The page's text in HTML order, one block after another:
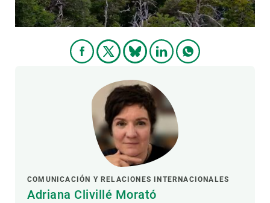
COMUNICACIÓN Y RELACIONES INTERNACIONALES
Adriana Clivillé Morató